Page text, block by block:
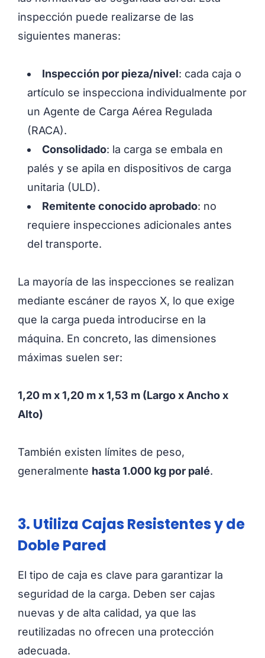
inspección puede realizarse de las
siguientes maneras:
Inspección por pieza/nivel: cada caja o
artículo se inspecciona individualmente por
un Agente de Carga Aérea Regulada
(RACA).
Consolidado: la carga se embala en
palés y se apila en dispositivos de carga
unitaria (ULD).
Remitente conocido aprobado: no
requiere inspecciones adicionales antes
del transporte.
La mayoría de las inspecciones se realizan
mediante escáner de rayos X, lo que exige
que la carga pueda introducirse en la
máquina. En concreto, las dimensiones
máximas suelen ser:
1,20 m x 1,20 m x 1,53 m (Largo x Ancho x
Alto)
También existen límites de peso,
generalmente hasta 1.000 kg por palé.
3. Utiliza Cajas Resistentes y de
Doble Pared
El tipo de caja es clave para garantizar la
seguridad de la carga. Deben ser cajas
nuevas y de alta calidad, ya que las
reutilizadas no ofrecen una protección
adecuada.